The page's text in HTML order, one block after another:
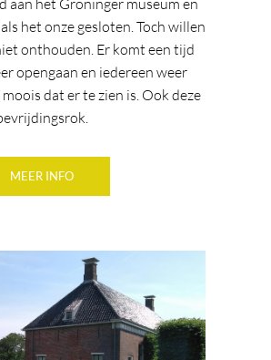
aan het Groninger museum en
het onze gesloten. Toch willen
onthouden. Er komt een tijd
opengaan en iedereen weer
dat er te zien is. Ook deze
MEER INFO